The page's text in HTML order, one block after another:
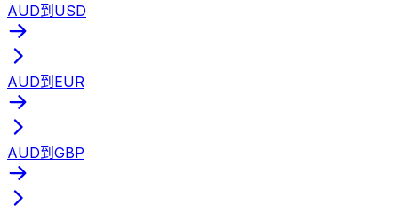
AUD到USD
AUD到EUR
AUD到GBP